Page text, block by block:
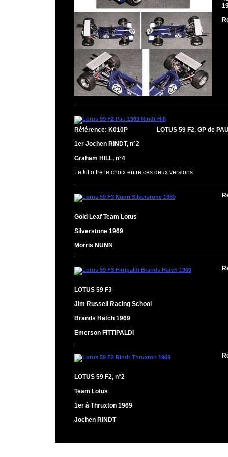
Référence: K010P
LOTUS 59 F2, GP de
1er Jochen RINDT, n°2
Graham HILL, n°4
Le kit offre le choix entre ces deux versions
Gold Leaf Team Lotus
Silverstone 1969
Morris NUNN
LOTUS 59 F3
Jim Russell Racing School
Brands Hatch 1969
Emerson FITTIPALDI
LOTUS 59 F2, n°2
Team Lotus
1er à Thruxton 1969
Jochen RINDT